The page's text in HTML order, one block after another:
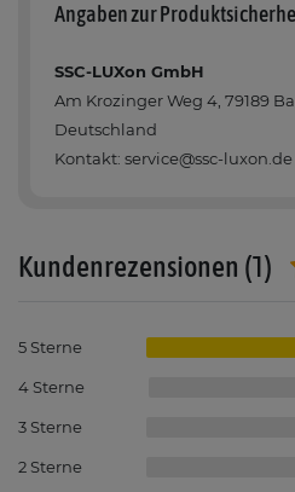
Angaben zur
SSC-LUXon GmbH
Am Krozinger Weg 4, 79189
Deutschland
Kontakt: service@ssc-luxon.de
Kundenrezensionen (1)
5
4
3
2